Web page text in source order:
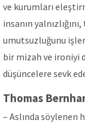
ve kurumları
insanın
umutsuzluğunu
bir mizah ve ironiyi
düşüncelere sevk
Thomas
– Aslında söylenen